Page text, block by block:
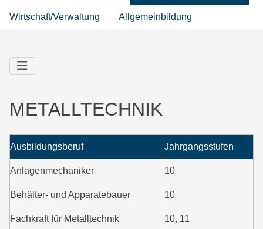
Wirtschaft/Verwaltung Allgemeinbildung
METALLTECHNIK
Ausbildungsberuf Jahrgangsstufen
Anlagenmechaniker 10
Behälter- und Apparatebauer 10
Fachkraft für Metalltechnik 10, 11